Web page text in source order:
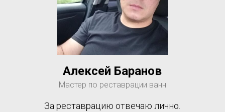
Алексей Баранов
Мастер по реставрации ванн
За реставрацию отвечаю лично.